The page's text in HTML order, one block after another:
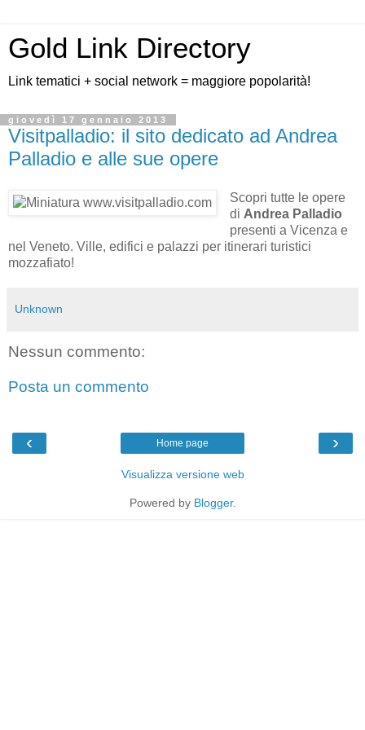
Gold Link Directory
Link tematici + social network = maggiore popolarità!
giovedì 17 gennaio 2013
Visitpalladio: il sito dedicato ad Andrea
Palladio e alle sue opere
Scopri tutte le opere
di Andrea Palladio
presenti a Vicenza e
nel Veneto. Ville, edifici e palazzi per itinerari turistici
mozzafiato!
Unknown
Nessun commento:
Posta un commento
‹ ›
Home page
Visualizza versione web
Powered by Blogger.